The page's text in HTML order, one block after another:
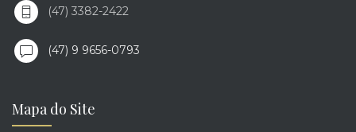
(47) 3382-2422
(47) 9 9656-0793
Mapa do Site